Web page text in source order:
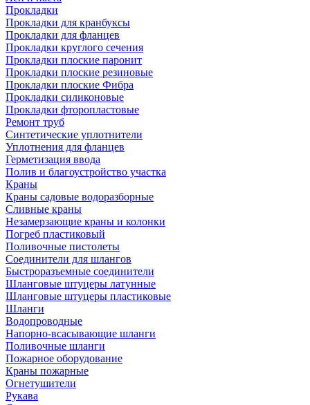
Прокладки
Прокладки для кранбуксы
Прокладки для фланцев
Прокладки круглого сечения
Прокладки плоские паронит
Прокладки плоские резиновые
Прокладки плоские Фибра
Прокладки силиконовые
Прокладки фторопластовые
Ремонт труб
Синтетические уплотнители
Уплотнения для фланцев
Герметизация ввода
Полив и благоустройство участка
Краны
Краны садовые водоразборные
Сливные краны
Незамерзающие краны и колонки
Погреб пластиковый
Поливочные пистолеты
Соединители для шлангов
Быстроразъемные соединители
Шланговые штуцеры латунные
Шланговые штуцеры пластиковые
Шланги
Водопроводные
Напорно-всасывающие шланги
Поливочные шланги
Пожарное оборудование
Краны пожарные
Огнетушители
Рукава